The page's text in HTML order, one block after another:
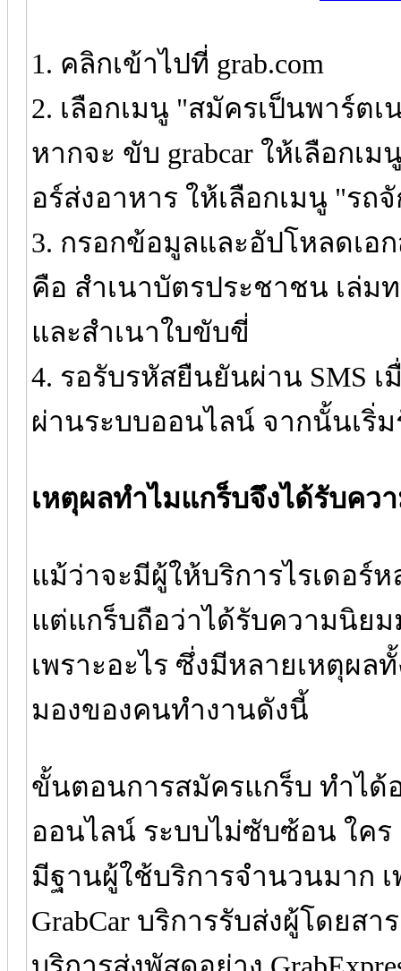
1. คลิกเข้าไปที่ grab.com
2. เลือกเมนู "สมัครเป็นพาร์ต
หากจะ ขับ grabcar ให้เลือกเ
อร์ส่งอาหาร ให้เลือกเมนู "รถ
3. กรอกข้อมูลและอัปโหลดเอ
คือ สำเนาบัตรประชาชน เล่ม
และสำเนาใบขับขี่
4. รอรับรหัสยืนยันผ่าน SMS
ผ่านระบบออนไลน์ จากนั้นเริ่
เหตุผลทำไมแกร็บจึงได้รับคว
แม้ว่าจะมีผู้ให้บริการไรเดอร์
แต่แกร็บถือว่าได้รับความนิย
เพราะอะไร ซึ่งมีหลายเหตุผ
มองของคนทำงานดังนี้
ขั้นตอนการสมัครแกร็บ ทำได้
ออนไลน์ ระบบไม่ซับซ้อน ใคร
มีฐานผู้ใช้บริการจำนวนมาก
GrabCar บริการรับส่งผู้โดยสา